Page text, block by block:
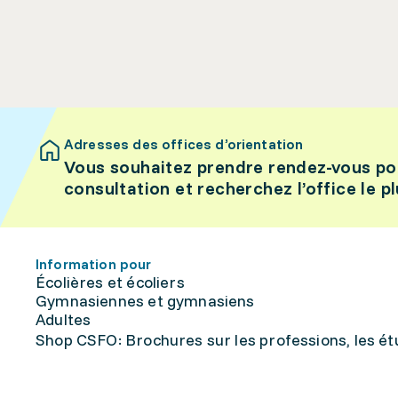
Adresses des offices d’orientation
Vous souhaitez prendre rendez-vous
consultation et recherchez l’office le
Information pour
Écolières et écoliers
Gymnasiennes et gymnasiens
Adultes
Shop CSFO: Brochures sur les professions, les